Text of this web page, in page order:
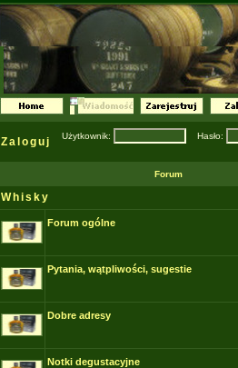
Zaloguj Użytkownik: Hasło:
Forum
Whisky
Forum ogólne
Pytania, wątpliwości, sugestie
Dobre adresy
Notki degustacyjne